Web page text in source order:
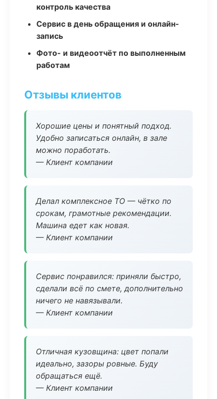
контроль качества
Сервис в день обращения и онлайн-
запись
Фото- и видеоотчёт по выполненным
работам
Отзывы клиентов
Хорошие цены и понятный подход.
Удобно записаться онлайн, в зале
можно поработать.
— Клиент компании
Делал комплексное ТО — чётко по
срокам, грамотные рекомендации.
Машина едет как новая.
— Клиент компании
Сервис понравился: приняли быстро,
сделали всё по смете, дополнительно
ничего не навязывали.
— Клиент компании
Отличная кузовщина: цвет попали
идеально, зазоры ровные. Буду
обращаться ещё.
— Клиент компании